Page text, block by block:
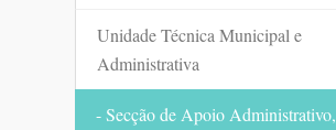
Unidade Técnica Municipal e
Administrativa
- Secção de Apoio Administrativo,